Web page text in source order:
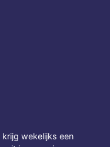
wekelijks een